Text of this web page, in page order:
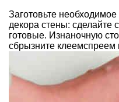
Заготовьте
декора стены: сделайте
готовые. Изнаночную
сбрызните клеем­спреем